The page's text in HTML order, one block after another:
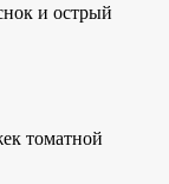
и острый
томатной